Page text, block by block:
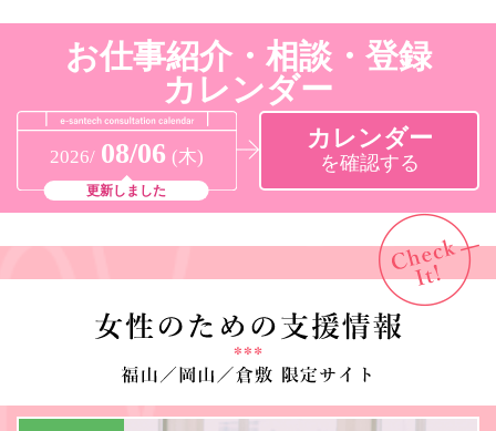
お仕事紹介・相談・登録
カレンダー
2026/ 08/06 (木)
更新しました
カレンダー
を確認する